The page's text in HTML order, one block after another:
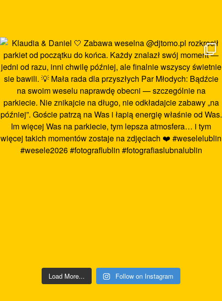
Load More... Follow on Instagram